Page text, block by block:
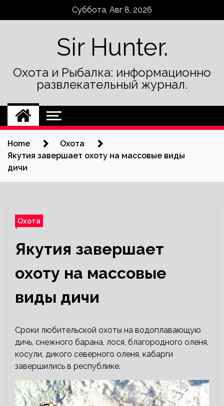
Суббота, Авг 8, 2026
Sir Hunter.
Охота и Рыбалка: информационно
развлекательный журнал.
Home
Охота
Якутия завершает охоту на массовые виды
дичи
Охота
Якутия завершает
охоту на массовые
виды дичи
Сроки любительской охоты на водоплавающую
дичь, снежного барана, лося, благородного оленя,
косули, дикого северного оленя, кабарги
завершились в республике.